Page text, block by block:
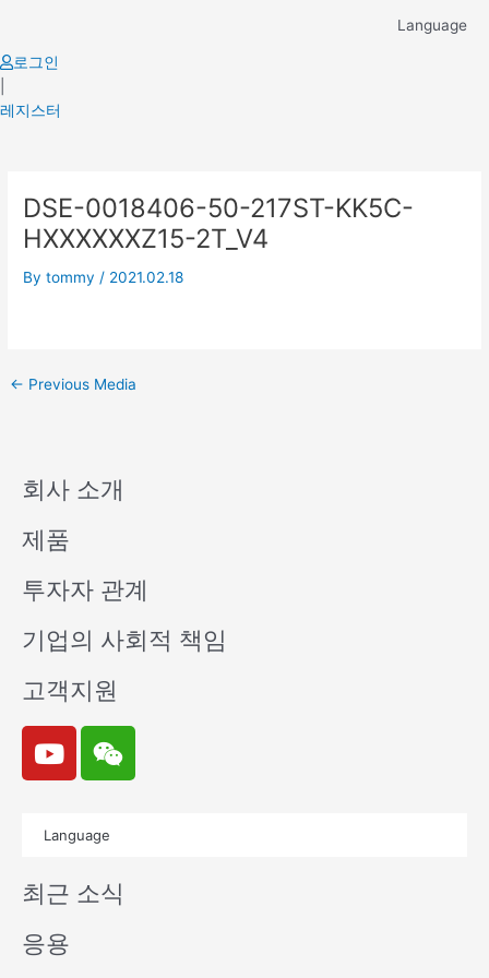
content
Language
로그인
레지스터
DSE-0018406-50-217ST-KK5C-
HXXXXXXZ15-2T_V4
Bytommy / 2021.02.18
navigation
← Previous Media
회사 소개
제품
투자자 관계
기업의 사회적 책임
고객지원
Y
o
u
e
W
e
i
n
Language
최근 소식
응용